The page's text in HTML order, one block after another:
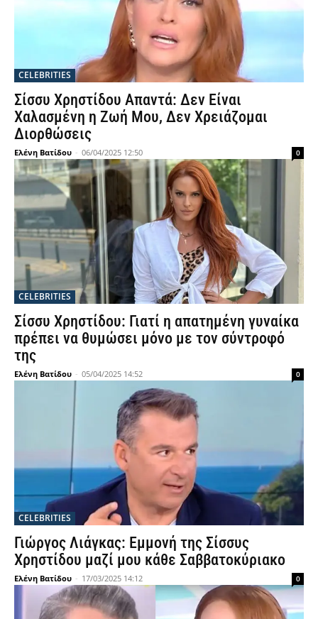
CELEBRITIES
Σίσσυ Χρηστίδου Απαντά: Δεν Είναι
Χαλασμένη η Ζωή Μου, Δεν Χρειάζομαι
Διορθώσεις
Ελένη Βατίδου - 06/04/2025 12:50 0
CELEBRITIES
Σίσσυ Χρηστίδου: Γιατί η απατημένη γυναίκα
πρέπει να θυμώσει μόνο με τον σύντροφό
της
Ελένη Βατίδου - 05/04/2025 14:52 0
CELEBRITIES
Γιώργος Λιάγκας: Εμμονή της Σίσσυς
Χρηστίδου μαζί μου κάθε Σαββατοκύριακο
Ελένη Βατίδου - 17/03/2025 14:12 0